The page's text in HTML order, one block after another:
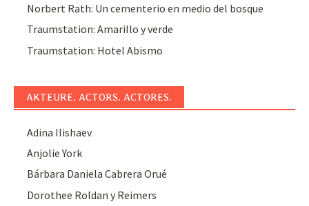
Norbert Rath: Un cementerio en medio del bosque
Traumstation: Amarillo y verde
Traumstation: Hotel Abismo
AKTEURE. ACTORS. ACTORES.
Adina Ilishaev
Anjolie York
Bárbara Daniela Cabrera Orué
Dorothee Roldan y Reimers